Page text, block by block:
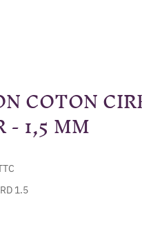
COTON
- 1,5 MM
1.5